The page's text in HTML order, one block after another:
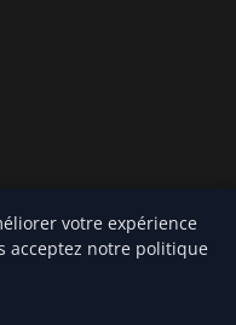
droits réservés.
votre expérience
acceptez notre politique